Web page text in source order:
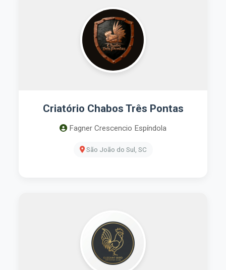
Criatório Chabos Três Pontas
Fagner Crescencio Espíndola
São João do Sul, SC